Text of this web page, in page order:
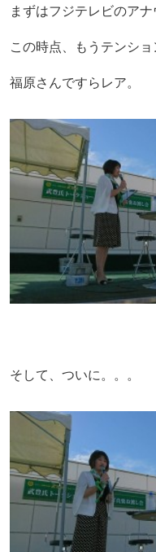
まずはフジテレビのア
この時点、もうテンショ
福原さんですらレア。
そして、ついに。。。